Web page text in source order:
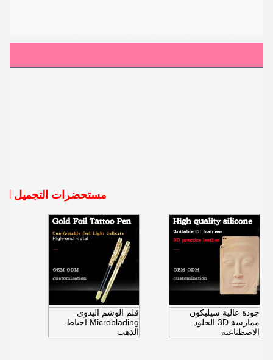
مستحضرات التجميل
جودة عالية سيليكون
ممارسة 3D الجلود
الاصطناعية
قلم الوشم اليدوي
Microblading احباط
الذهب